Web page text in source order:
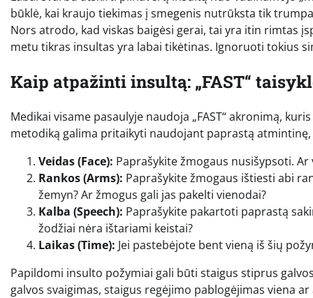
būklė, kai kraujo tiekimas į smegenis nutrūksta tik
Nors atrodo, kad viskas baigėsi gerai, tai yra itin rimtas
metu tikras insultas yra labai tikėtinas. Ignoruoti tokius
Kaip atpažinti insultą: „FAST“
Medikai visame pasaulyje naudoja „FAST“ akronimą,
metodiką galima pritaikyti naudojant paprastą
Veidas (Face): Paprašykite žmogaus nusišypsoti.
Rankos (Arms): Paprašykite žmogaus ištiesti abi
žemyn? Ar žmogus gali jas pakelti vienodai?
Kalba (Speech): Paprašykite pakartoti paprastą
žodžiai nėra ištariami keistai?
Laikas (Time): Jei pastebėjote bent vieną iš šių
Papildomi insulto požymiai gali būti staigus stiprus
galvos svaigimas, staigus regėjimo pablogėjimas viena